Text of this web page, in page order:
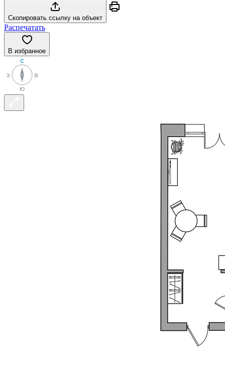
Скопировать ссылку на объект
Распечатать
В избранное